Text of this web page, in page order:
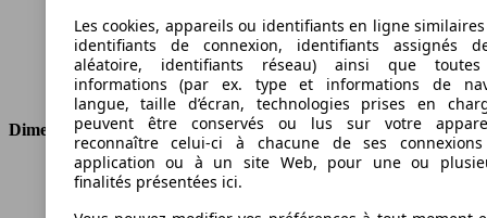
Cylindres
4
Transmission
Boîte manuelle
Type de traction
Traction avant
Dimensions
Longueur
4227 mm
Les cookies, appareils ou identifiants en ligne
identifiants de connexion, identifiants assignés
aléatoire, identifiants réseau) ainsi que
informations (par ex. type et informations de
langue, taille d’écran, technologies prises en
peuvent être conservés ou lus sur votre
reconnaître celui-ci à chacune de ses
application ou à un site Web, pour une ou
finalités présentées ici.